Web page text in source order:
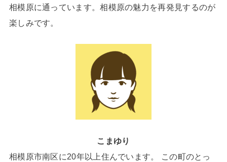
相模原に通っています。相模原の魅力を再発見するのが
楽しみです。
こまゆり
相模原市南区に20年以上住んでいます。 この町のとっ